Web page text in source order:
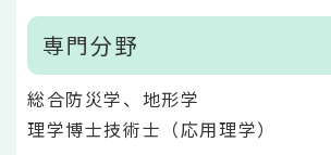
専門分野
総合防災学、地形学
理学博士技術士（応用理学）